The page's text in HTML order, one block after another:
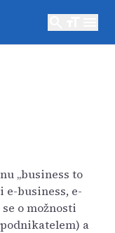
„business to
e-business, e-
se o možnosti
a